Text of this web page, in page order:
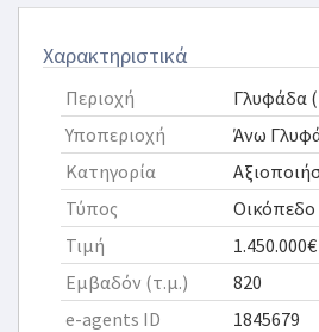
Χαρακτηριστικά
Περιοχή
Γλυφάδα
Υποπεριοχή
Άνω
Κατηγορία
Τύπος
Οικόπεδο
Τιμή
1.450.000€
Εμβαδόν (τ.μ.)
820
e-agents ID
1845679